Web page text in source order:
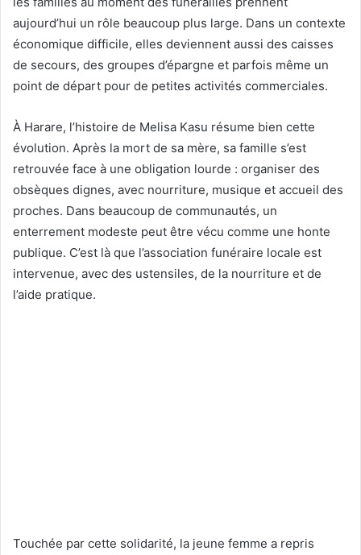
aujourd’hui un rôle beaucoup plus large. Dans un contexte
économique difficile, elles deviennent aussi des caisses
de secours, des groupes d’épargne et parfois même un
point de départ pour de petites activités commerciales.
À Harare, l’histoire de Melisa Kasu résume bien cette
évolution. Après la mort de sa mère, sa famille s’est
retrouvée face à une obligation lourde : organiser des
obsèques dignes, avec nourriture, musique et accueil des
proches. Dans beaucoup de communautés, un
enterrement modeste peut être vécu comme une honte
publique. C’est là que l’association funéraire locale est
intervenue, avec des ustensiles, de la nourriture et de
l’aide pratique.
Touchée par cette solidarité, la jeune femme a repris